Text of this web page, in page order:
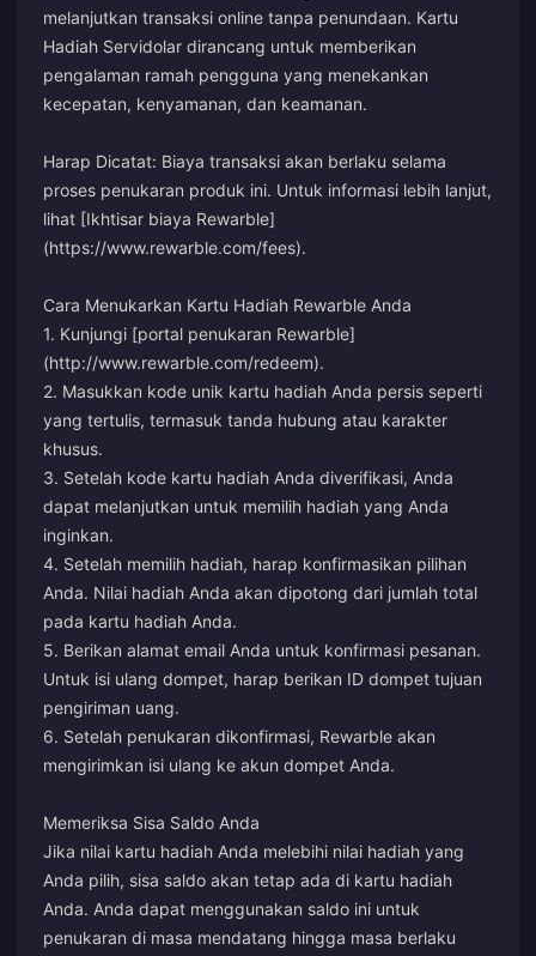
melanjutkan transaksi online tanpa penundaan. Kartu
Hadiah Servidolar dirancang untuk memberikan
pengalaman ramah pengguna yang menekankan
kecepatan, kenyamanan, dan keamanan.
Harap Dicatat: Biaya transaksi akan berlaku selama
proses penukaran produk ini. Untuk informasi lebih lanjut,
lihat [Ikhtisar biaya Rewarble]
(https://www.rewarble.com/fees).
Cara Menukarkan Kartu Hadiah Rewarble Anda
1. Kunjungi [portal penukaran Rewarble]
(http://www.rewarble.com/redeem).
2. Masukkan kode unik kartu hadiah Anda persis seperti
yang tertulis, termasuk tanda hubung atau karakter
khusus.
3. Setelah kode kartu hadiah Anda diverifikasi, Anda
dapat melanjutkan untuk memilih hadiah yang Anda
inginkan.
4. Setelah memilih hadiah, harap konfirmasikan pilihan
Anda. Nilai hadiah Anda akan dipotong dari jumlah total
pada kartu hadiah Anda.
5. Berikan alamat email Anda untuk konfirmasi pesanan.
Untuk isi ulang dompet, harap berikan ID dompet tujuan
pengiriman uang.
6. Setelah penukaran dikonfirmasi, Rewarble akan
mengirimkan isi ulang ke akun dompet Anda.
Memeriksa Sisa Saldo Anda
Jika nilai kartu hadiah Anda melebihi nilai hadiah yang
Anda pilih, sisa saldo akan tetap ada di kartu hadiah
Anda. Anda dapat menggunakan saldo ini untuk
penukaran di masa mendatang hingga masa berlaku